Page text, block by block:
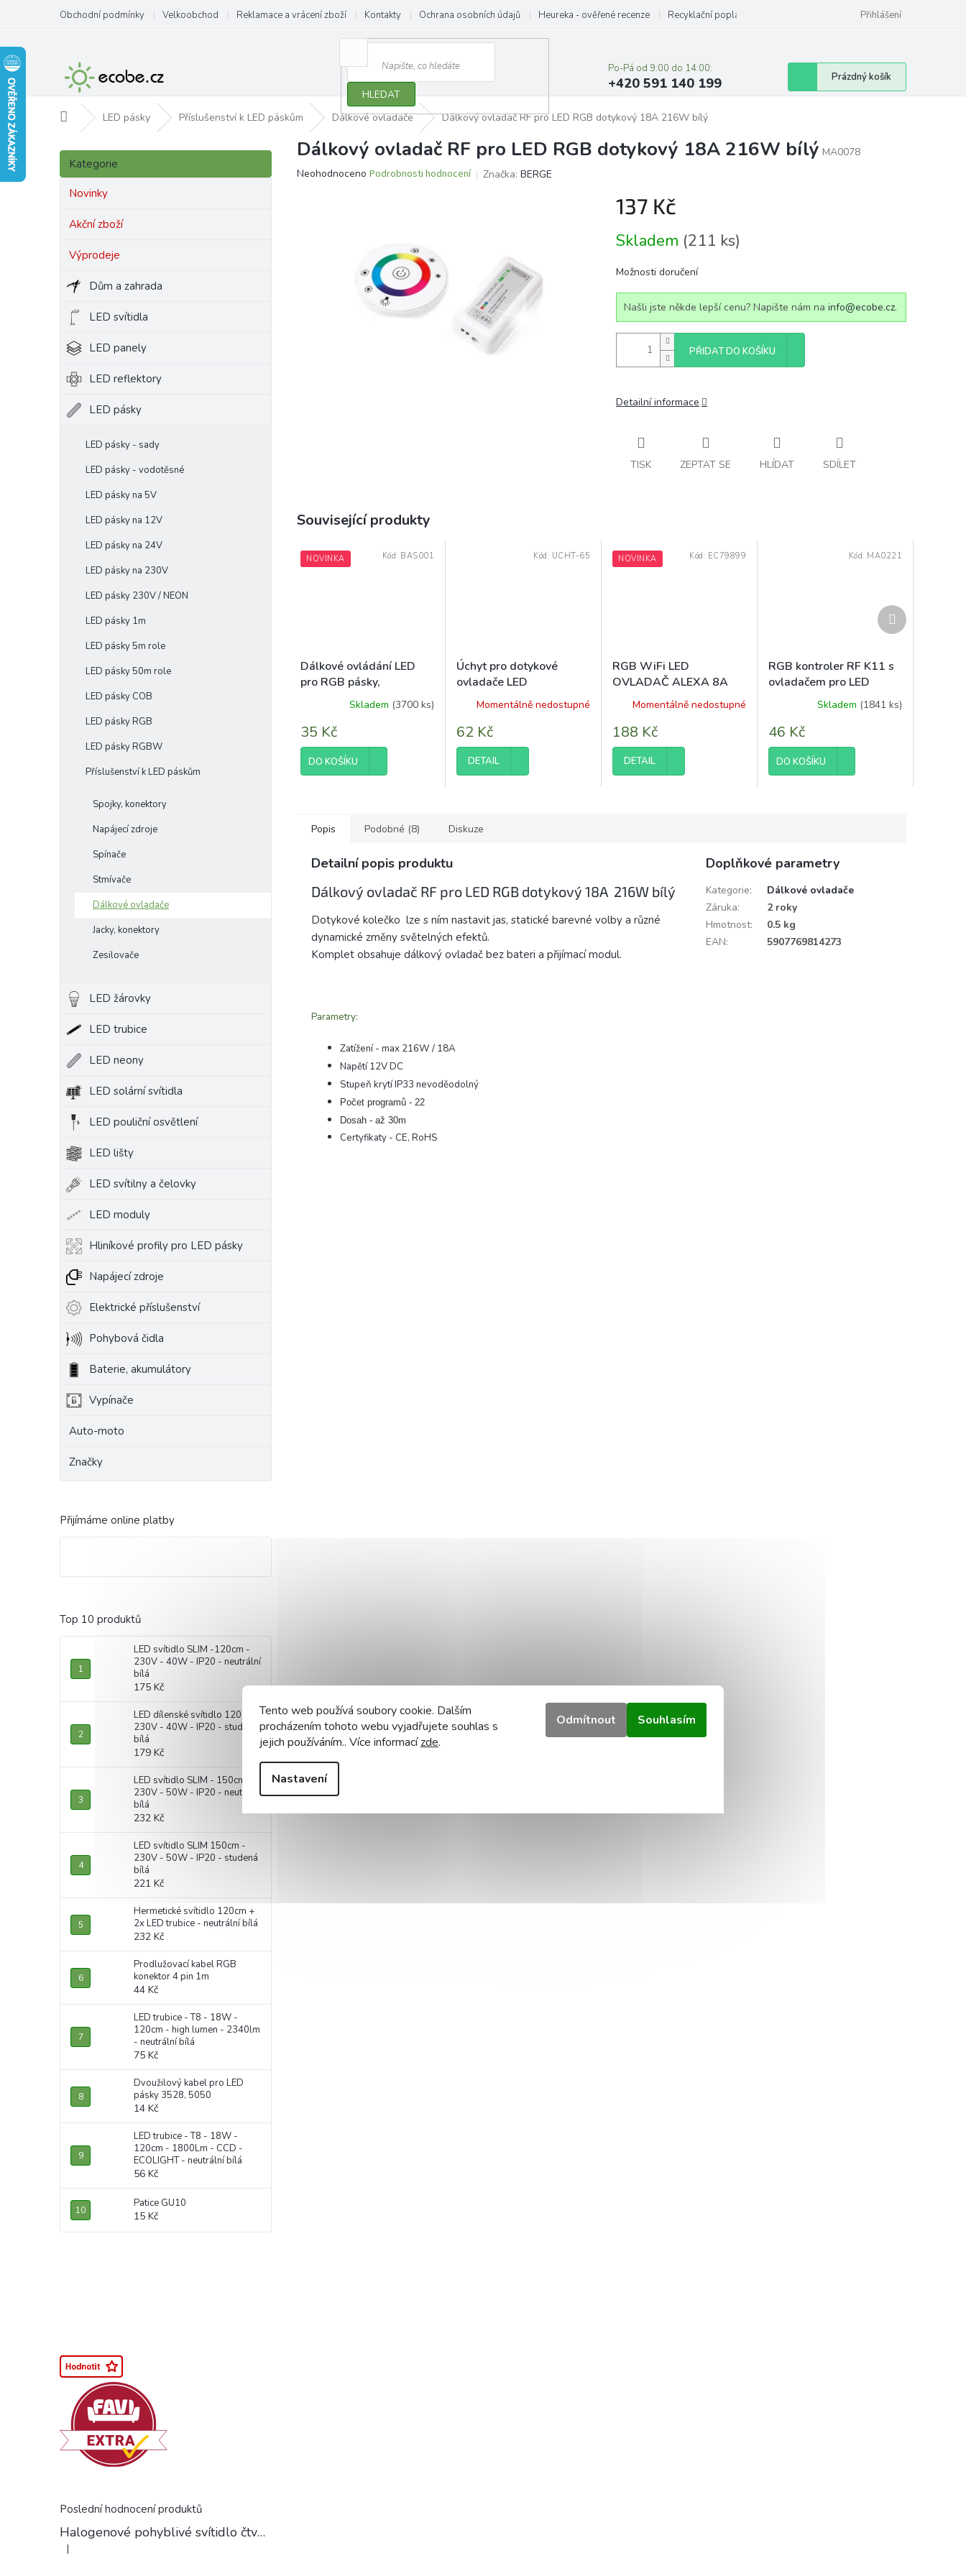
Tento web používá soubory cookie. Dalším
procházením tohoto webu vyjadřujete souhlas s
jejich používáním.. Více informacízde.
Nastavení
Odmítnout Souhlasím
obsah
Obchodní podmínky Velkoobchod Reklamace a vrácení zboží Kontakty Ochrana osobních údajů Heureka - ověřené recenze Recyklační poplatky Přihlášení
HLEDAT
Po-Pá od 9:00 do 14:00:
+420 591 140 199
Nákupní
košík
Prázdný košík
Domů LED pásky Příslušenství k LED páskům Dálkové ovladače Dálkový ovladač RF pro LED RGB dotykový 18A 216W bílý
P
s
p
Přeskočit
kategorie
Kategorie
Novinky
Akční zboží
Výprodeje
Dům a zahrada
LED svítidla
LED panely
LED reflektory
LED pásky
LED pásky - sady
LED pásky - vodotěsné
LED pásky na 5V
LED pásky na 12V
LED pásky na 24V
LED pásky na 230V
LED pásky 230V / NEON
LED pásky 1m
LED pásky 5m role
LED pásky 50m role
LED pásky COB
LED pásky RGB
LED pásky RGBW
Příslušenství k LED páskům
Spojky, konektory
Napájecí zdroje
Spínače
Stmívače
Dálkové ovladače
Jacky, konektory
Zesilovače
LED žárovky
LED trubice
LED neony
LED solární svítidla
LED pouliční osvětlení
LED lišty
LED svítilny a čelovky
LED moduly
Hliníkové profily pro LED pásky
Napájecí zdroje
Elektrické příslušenství
Pohybová čidla
Baterie, akumulátory
Vypínače
Auto-moto
Značky
Přijímáme online platby
Top 10 produktů
LED svítidlo SLIM -120cm -
230V - 40W - IP20 - neutrální
bílá
175 Kč
LED dílenské svítidlo 120cm -
230V - 40W - IP20 - studená
bílá
179 Kč
LED svítidlo SLIM - 150cm -
230V - 50W - IP20 - neutrální
bílá
232 Kč
LED svítidlo SLIM 150cm -
230V - 50W - IP20 - studená
bílá
221 Kč
Hermetické svítidlo 120cm +
2x LED trubice - neutrální bílá
232 Kč
Prodlužovací kabel RGB
konektor 4 pin 1m
44 Kč
LED trubice - T8 - 18W -
120cm - high lumen - 2340lm
- neutrální bílá
75 Kč
Dvoužilový kabel pro LED
pásky 3528, 5050
14 Kč
LED trubice - T8 - 18W -
120cm - 1800Lm - CCD -
ECOLIGHT - neutrální bílá
56 Kč
Patice GU10
15 Kč
Poslední hodnocení produktů
Halogenové pohyblivé svítidlo čtvercové chrom
Hodnocení produktu je 5 z 5 hvězdiček.
|
Dálkový ovladač RF pro LED RGB dotykový 18A 216W bílý MA0078
Průměrné
Neohodnoceno Podrobnosti hodnocení Značka: BERGE
137 Kč
cena:
Skladem (211 ks)
Možnosti doručení
Našli jste někde lepší cenu? Napište nám na info@ecobe.cz.
PŘIDAT DO KOŠÍKU
Detailní informace
TISK ZEPTAT SE HLÍDAT SDÍLET
Související produkty
NOVINKA
Dálkové ovládání LED
pro RGB pásky,
vícebarevný infračervený
Skladem (3700 ks)
35 Kč
DO KOŠÍKU
Kód: BAS001
Úchyt pro dotykové
ovladače LED
Momentálně nedostupné
62 Kč
DETAIL
Kód: UCHT-65 NOVINKA
RGB WiFi LED
OVLADAČ ALEXA 8A
96WMomentálně nedostupné
188 Kč
DETAIL
Kód: EC79899
RGB kontroler RF K11 s
ovladačem pro LED
pásky 12A 144W
Skladem (1841 ks)
46 Kč
DO KOŠÍKU
Kód: MA0221
Další
produkt
Popis Podobné (8) Diskuze
Detailní popis produktu
Dálkový ovladač RF pro LED RGB dotykový 18A 216W bílý
Dotykové kolečko lze s ním nastavit jas, statické barevné volby a různé
dynamické změny světelných efektů.
Komplet obsahuje dálkový ovladač bez bateri a přijímací modul.
Parametry:
Zatížení - max 216W / 18A
Napětí 12V DC
Stupeň krytí IP33 nevoděodolný
Počet programů - 22
Dosah - až 30m
Certyfikaty - CE, RoHS
Doplňkové parametry
Kategorie:
Dálkové ovladače
Záruka:
2 roky
Hmotnost:
0.5 kg
EAN: 5907769814273